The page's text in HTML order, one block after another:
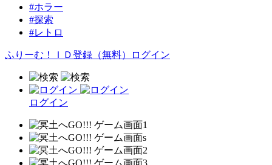
#ホラー
#探索
#レトロ
ふりーむ！ＩＤ登録（無料） ログイン
ログイン